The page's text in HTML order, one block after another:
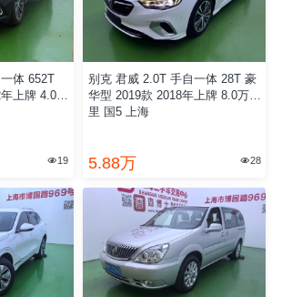
体 652T
上牌 4.0万
 19
别克 君威 2.0T 手自一体 28T 豪
华型 2019款 2018年上牌 8.0万公
里 国5 上海
5.88万 28